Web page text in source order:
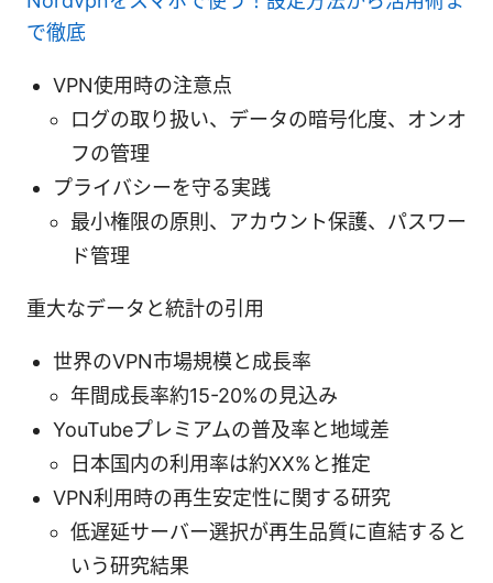
で徹底
VPN使用時の注意点
ログの取り扱い、データの暗号化度、オンオ
フの管理
プライバシーを守る実践
最小権限の原則、アカウント保護、パスワー
ド管理
重大なデータと統計の引用
世界のVPN市場規模と成長率
年間成長率約15-20%の見込み
YouTubeプレミアムの普及率と地域差
日本国内の利用率は約XX%と推定
VPN利用時の再生安定性に関する研究
低遅延サーバー選択が再生品質に直結すると
いう研究結果